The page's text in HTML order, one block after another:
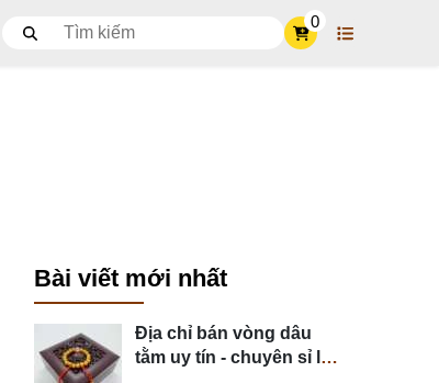
0
Bài viết mới nhất
Địa chỉ bán vòng dâu
tằm uy tín - chuyên sỉ lẻ